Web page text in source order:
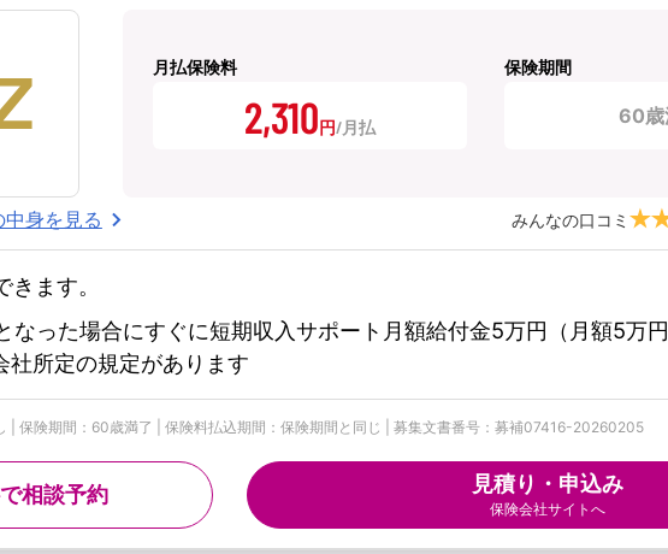
月払保険料
2,310円
保険期間
60歳
中身を見る みんなの口コミ
ます。
った場合にすぐに短期収入サポート月額給付金5万円（月額5万
所定の規定があります
| 保険期間：60歳満了 | 保険料払込期間：保険期間と同じ | 募集文書番号：募補07416-20260205
相談予約 見積り・申込み
保険会社サイトへ